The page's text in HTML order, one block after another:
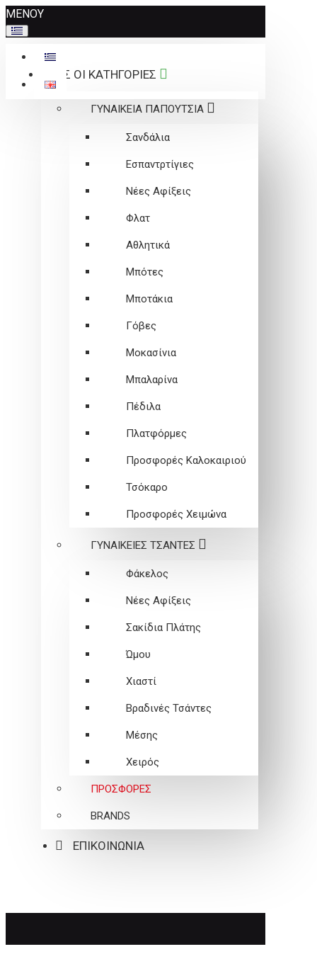
Σημείωση:
Αυτός
ο
ιστότοπος
περιλαμβάνει
ΜΕΝΟΥ
ΟΛΕΣ ΟΙ ΚΑΤΗΓΟΡΙΕΣ
ΓΥΝΑΙΚΕΙΑ ΠΑΠΟΥΤΣΙΑ
Σανδάλια
Εσπαντρτίγιες
Νέες Αφίξεις
Φλατ
Αθλητικά
Μπότες
Μποτάκια
Γόβες
Μοκασίνια
Μπαλαρίνα
Πέδιλα
Πλατφόρμες
Προσφορές Καλοκαιριού
Τσόκαρο
Προσφορές Χειμώνα
ΓΥΝΑΙΚΕΙEΣ ΤΣΑΝΤΕΣ
Φάκελος
Νέες Αφίξεις
Σακίδια Πλάτης
Ώμου
Χιαστί
Βραδινές Τσάντες
Μέσης
Χειρός
ΠΡΟΣΦΟΡΕΣ
BRANDS
ΕΠΙΚΟΙΝΩΝΙΑ